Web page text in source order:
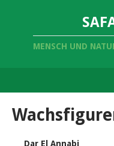
MENSCH UND
Dar El Annabi